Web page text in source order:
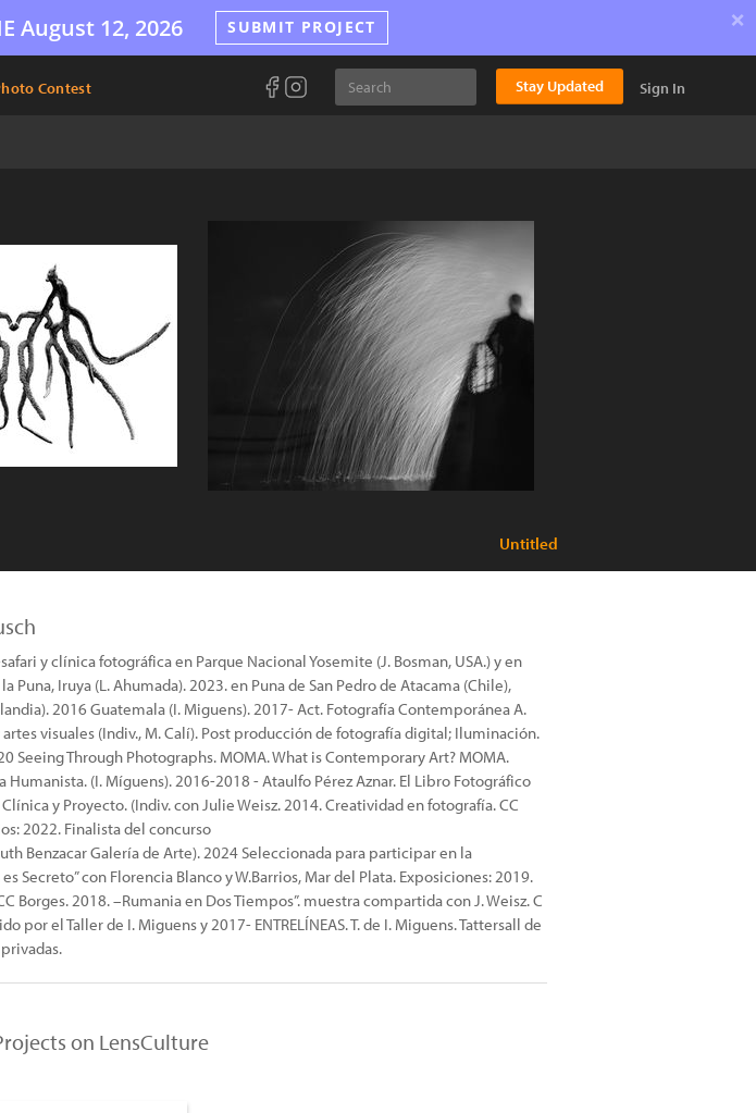
August 12, 2026 SUBMIT PROJECT ×
Contest Stay Updated Sign In
Untitled
y clínica fotográfica en Parque Nacional Yosemite (J. Bosman, USA.) y en
Puna, Iruya (L. Ahumada). 2023. en Puna de San Pedro de Atacama (Chile),
2016 Guatemala (I. Miguens). 2017- Act. Fotografía Contemporánea A.
artes visuales (Indiv., M. Calí). Post producción de fotografía digital; Iluminación.
Seeing Through Photographs. MOMA. What is Contemporary Art? MOMA.
Humanista. (I. Míguens). 2016-2018 - Ataulfo Pérez Aznar. El Libro Fotográfico
y Proyecto. (Indiv. con Julie Weisz. 2014. Creatividad en fotografía. CC
2022. Finalista del concurso
Benzacar Galería de Arte). 2024 Seleccionada para participar en la
Secreto” con Florencia Blanco y W.Barrios, Mar del Plata. Exposiciones: 2019.
Borges. 2018. –Rumania en Dos Tiempos”. muestra compartida con J. Weisz. C
por el Taller de I. Miguens y 2017- ENTRELÍNEAS. T. de I. Miguens. Tattersall de
on LensCulture